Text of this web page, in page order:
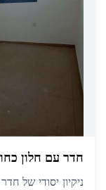
חדר עם חלון
ניקיון יסודי של